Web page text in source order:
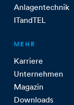
Anlagentechnik
ITandTEL
MEHR
Karriere
Unternehmen
Magazin
Downloads